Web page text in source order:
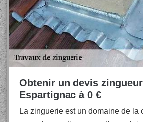
Obtenir un devis
Espartignac à 0 €
La zinguerie est un domaine de la